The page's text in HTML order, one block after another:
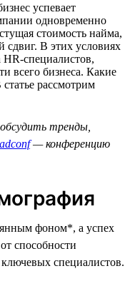
успевает
одновременно
стоимость найма,
сдвиг. В этих условиях
специалистов,
всего бизнеса. Какие
рассмотрим
тренды,
— конференцию
фоном*, а успех
способности
ключевых специалистов.